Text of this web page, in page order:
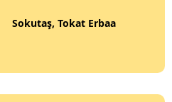
Sokutaş, Tokat Erbaa